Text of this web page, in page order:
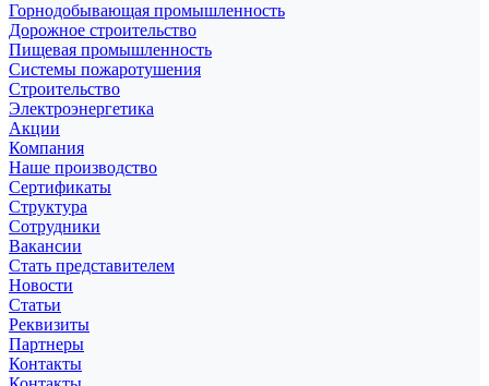
Горнодобывающая промышленность
Дорожное строительство
Пищевая промышленность
Системы пожаротушения
Строительство
Электроэнергетика
Акции
Компания
Наше производство
Сертификаты
Структура
Сотрудники
Вакансии
Стать представителем
Новости
Статьи
Реквизиты
Партнеры
Контакты